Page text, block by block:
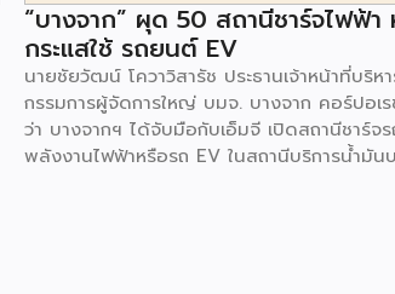
“บางจาก” ผุด 50 สถานีชาร์จไฟฟ้า
กระแสใช้ รถยนต์ EV
นายชัยวัฒน์ โควาวิสารัช ประธานเจ้าหน้าที่บริหา
กรรมการผู้จัดการใหญ่ บมจ. บางจาก คอร์ปอเ
ว่า บางจากฯ ได้จับมือกับเอ็มจี เปิดสถานีชาร์จ
พลังงานไฟฟ้าหรือรถ EV ในสถานีบริการน้ำมัน